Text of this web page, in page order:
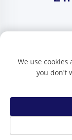
كيه للتكنولوجيا
We use
you don't